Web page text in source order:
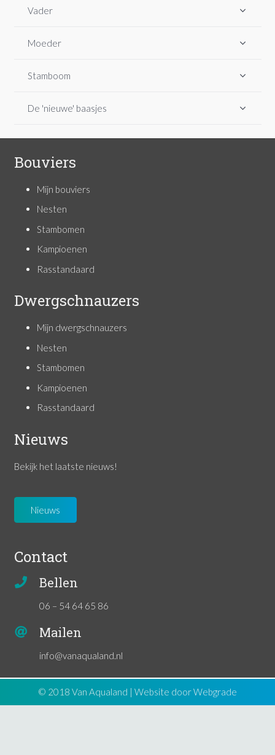
Vader
Moeder
Stamboom
De 'nieuwe' baasjes
Bouviers
Mijn bouviers
Nesten
Stambomen
Kampioenen
Rasstandaard
Dwergschnauzers
Mijn dwergschnauzers
Nesten
Stambomen
Kampioenen
Rasstandaard
Nieuws
Bekijk het laatste nieuws!
Nieuws
Contact
Bellen
06 – 54 64 65 86
Mailen
info@vanaqualand.nl
© 2018 Van Aqualand | Website doorWebgrade